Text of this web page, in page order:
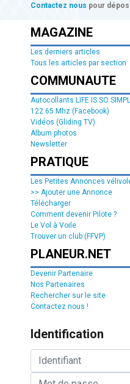
Contactez nous pour
MAGAZINE
Les derniers articles
Tous les articles par section
COMMUNAUTE
Autocollants LIFE IS SO
122.65 Mhz (Facebook)
Vidéos (Gliding TV)
Album photos
Newsletter
PRATIQUE
Les Petites Annonces
>> Ajouter une Annonce
Télécharger
Comment devenir Pilote ?
Le Vol à Voile
Trouver un club (FFVP)
PLANEUR.NET
Devenir Partenaire
Nos Partenaires
Rechercher sur le site
Contactez nous !
Identification
Identifiant
Mot de passe